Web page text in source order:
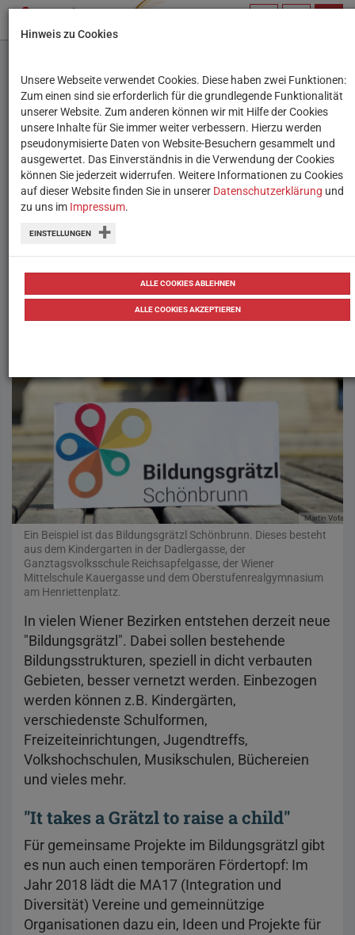
Bis zu 5.000 Euro
Förderung von
Bildungsgrätzl-Projekten
Ideen und Projekte zum Thema "It takes
a Grätzl to raise a child" können nun mit
bis zu 5.000 Euro gefördert werden.
vonTanja Waculik 13.11.2017
Martin Votava
Ein Beispiel ist das Bildungsgrätzl Schönbrunn. Dieses besteht
aus dem Kindergarten in der Dadlergasse, der
Ganztagsvolksschule Reichsapfelgasse, der Wiener
Mittelschule Kauergasse und dem Oberstufenrealgymnasium
am Henriettenplatz.
In vielen Wiener Bezirken entstehen derzeit neue
"Bildungsgrätzl". Dabei sollen bestehende
Bildungsstrukturen, speziell in dicht verbauten
Gebieten, besser vernetzt werden. Einbezogen
werden können z.B. Kindergärten,
verschiedenste Schulformen,
Freizeiteinrichtungen, Jugendtreffs,
Volkshochschulen, Musikschulen, Büchereien
und vieles mehr.
"It takes a Grätzl to raise a child"
Für gemeinsame Projekte im Bildungsgrätzl gibt
es nun auch einen temporären Fördertopf: Im
Jahr 2018 lädt die MA17 (Integration und
Diversität) Vereine und gemeinnützige
Organisationen dazu ein, Ideen und Projekte für
Hinweis zu Cookies
Unsere Webseite verwendet Cookies. Diese haben zwei Funktionen:
Zum einen sind sie erforderlich für die grundlegende Funktionalität
unserer Website. Zum anderen können wir mit Hilfe der Cookies
unsere Inhalte für Sie immer weiter verbessern. Hierzu werden
pseudonymisierte Daten von Website-Besuchern gesammelt und
ausgewertet. Das Einverständnis in die Verwendung der Cookies
können Sie jederzeit widerrufen. Weitere Informationen zu Cookies
auf dieser Website finden Sie in unserer Datenschutzerklärung und
zu uns im Impressum.
EINSTELLUNGEN
ALLE COOKIES ABLEHNEN
ALLE COOKIES AKZEPTIEREN